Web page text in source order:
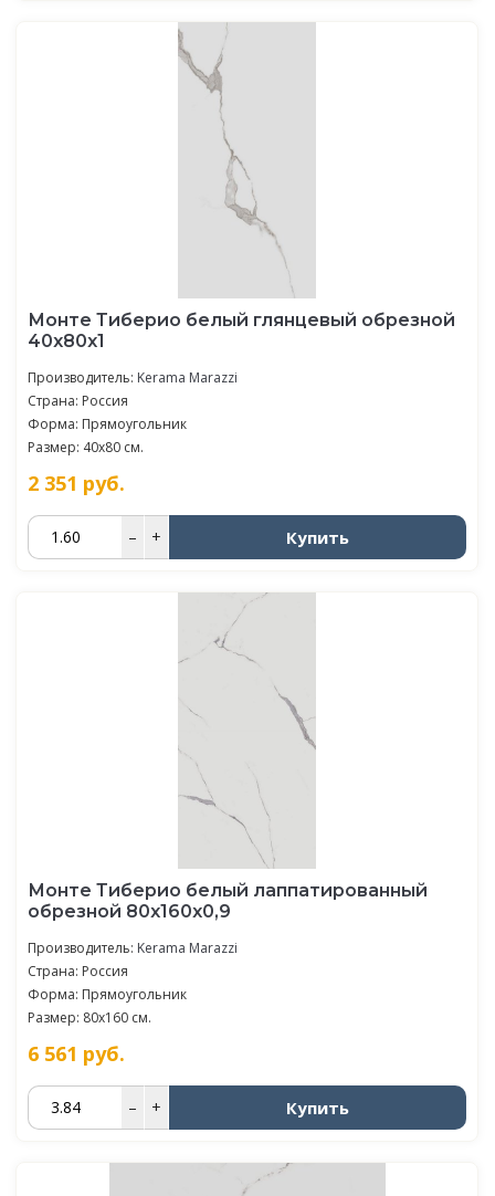
Монте Тиберио белый глянцевый обрезной
40x80x1
Производитель: Kerama Marazzi
Страна: Россия
Форма: Прямоугольник
Размер: 40x80 см.
2 351 руб.
– + Купить
Монте Тиберио белый лаппатированный
обрезной 80x160x0,9
Производитель: Kerama Marazzi
Страна: Россия
Форма: Прямоугольник
Размер: 80x160 см.
6 561 руб.
– + Купить